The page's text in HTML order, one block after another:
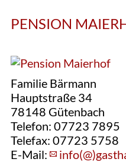
PENSION
Familie Bärmann
Hauptstraße 34
78148 Gütenbach
Telefon: 07723 7895
Telefax: 07723 5758
E-Mail: